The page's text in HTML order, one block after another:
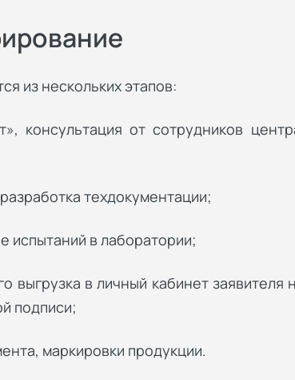
из нескольких этапов:
консультация от сотрудников
техдокументации;
испытаний в лаборатории;
выгрузка в личный кабинет заявителя
подписи;
маркировки продукции.